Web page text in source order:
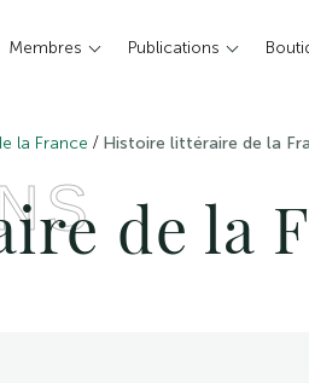
Membres Publications
la France / Histoire littéraire de la
de la